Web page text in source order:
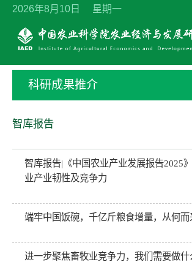
2026年8月10日 星期一
科研成果推介
智库报告
智库报告|《中国农业产业发展报告2025
业产业韧性及竞争力
端牢中国饭碗，千亿斤粮食增量，从何而
进一步聚焦畜牧业竞争力，我们需要做什